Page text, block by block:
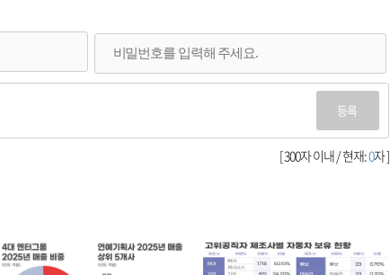
등록
[ 300자 이내 / 현재:0자 ]